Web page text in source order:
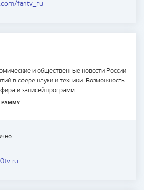
fantv_ru
и общественные новости России
в сфере науки и техники. Возможность
и записей программ.